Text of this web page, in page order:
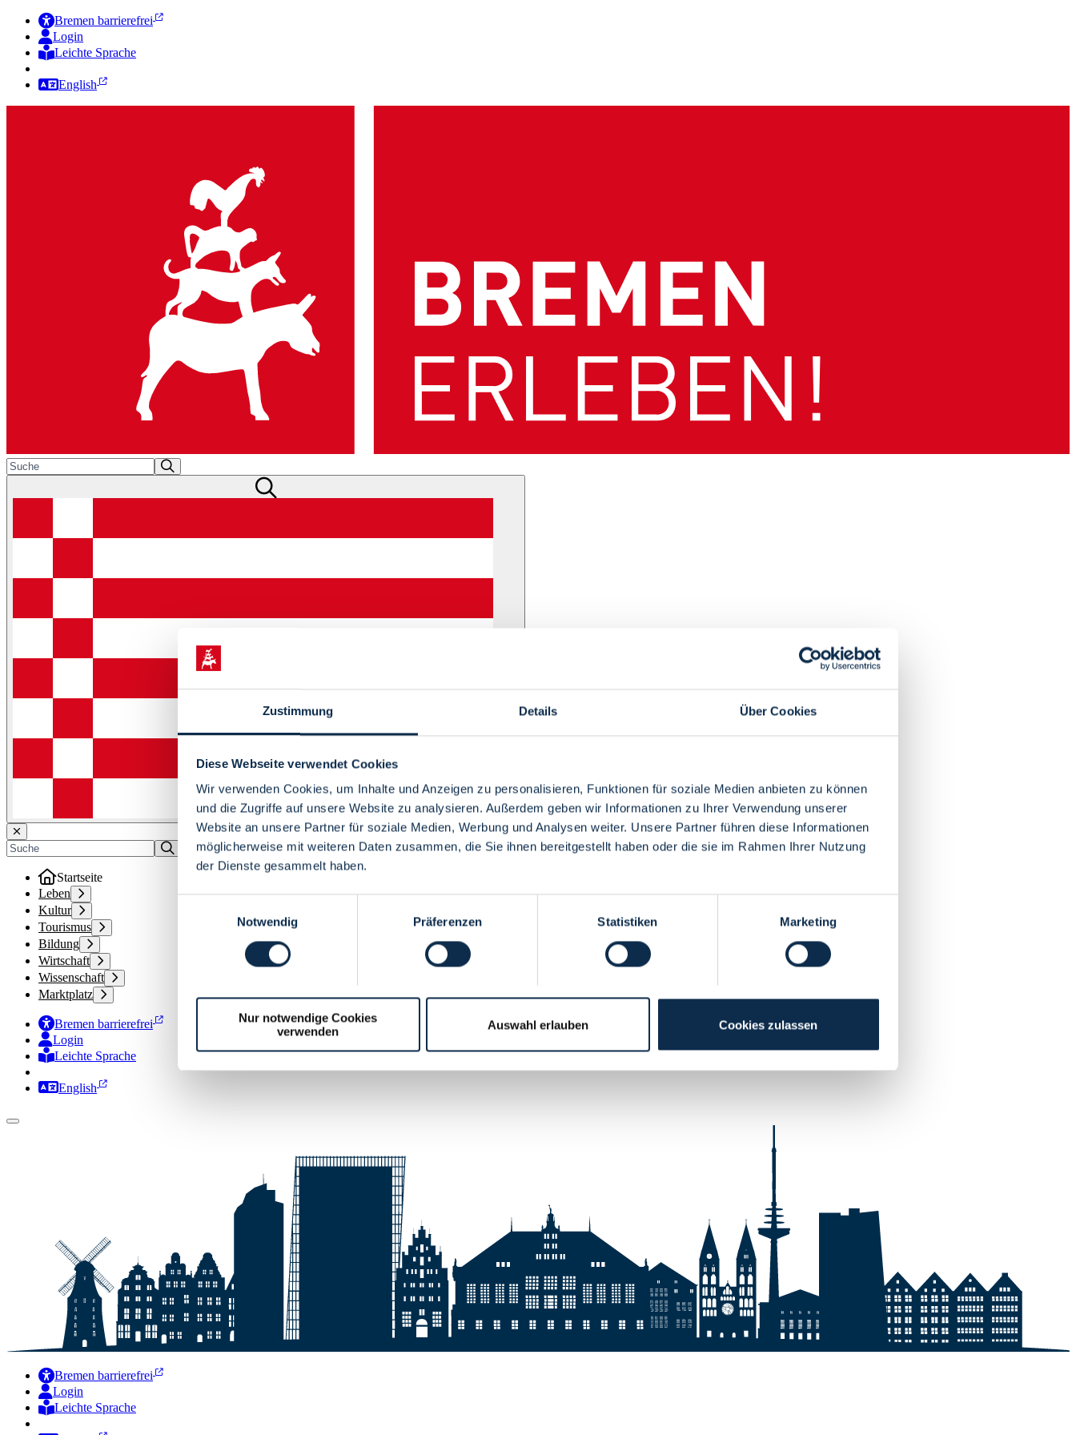
Zustimmung Details Über Cookies
Diese Webseite verwendet Cookies
Wir verwenden Cookies, um Inhalte und Anzeigen zu personalisieren, Funktionen für soziale Medien anbieten zu können
und die Zugriffe auf unsere Website zu analysieren. Außerdem geben wir Informationen zu Ihrer Verwendung unserer
Website an unsere Partner für soziale Medien, Werbung und Analysen weiter. Unsere Partner führen diese Informationen
möglicherweise mit weiteren Daten zusammen, die Sie ihnen bereitgestellt haben oder die sie im Rahmen Ihrer Nutzung
der Dienste gesammelt haben.
Notwendig
Präferenzen Statistiken Marketing
Nur notwendige Cookies
verwenden
Auswahl erlauben Cookies zulassen
Bremen barrierefrei
Login
Leichte Sprache
English
Menü
Startseite
Leben
Kultur
Tourismus
Bildung
Wirtschaft
Wissenschaft
Marktplatz
Bremen barrierefrei
Login
Leichte Sprache
Zur Deutschen Gebärdensprache
English
Bremen barrierefrei
Login
Leichte Sprache